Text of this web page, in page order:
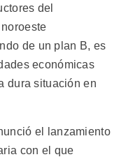
del
de un plan B, es
económicas
dura situación en
el lanzamiento
con el que